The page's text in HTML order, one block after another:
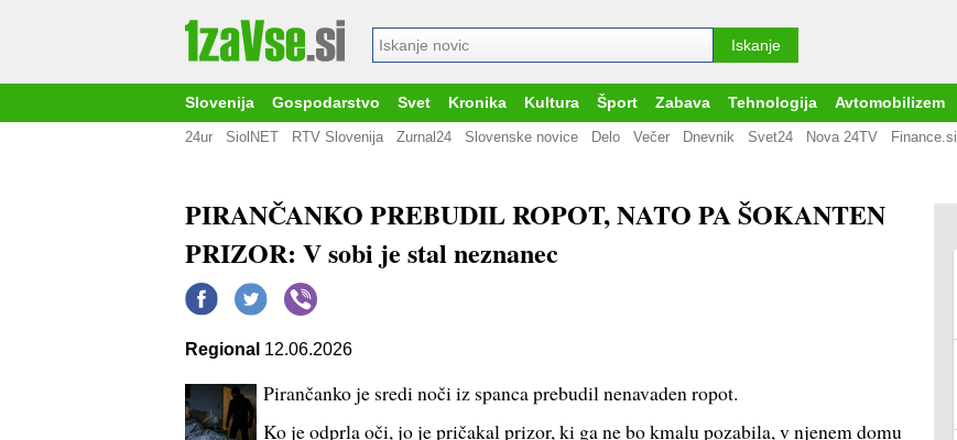
Slovenija Gospodarstvo Svet Kronika Kultura Šport Zabava Tehnologija Avtomobilizem
24ur SiolNET RTV Slovenija Zurnal24 Slovenske novice Delo Večer Dnevnik Svet24 Nova 24TV Finance.si
PIRANČANKO PREBUDIL ROPOT, NATO PA ŠOKANTEN
PRIZOR: V sobi je stal neznanec
Regional 12.06.2026
Pirančanko je sredi noči iz spanca prebudil nenavaden ropot.
Ko je odprla oči, jo je pričakal prizor, ki ga ne bo kmalu pozabila, v njenem domu